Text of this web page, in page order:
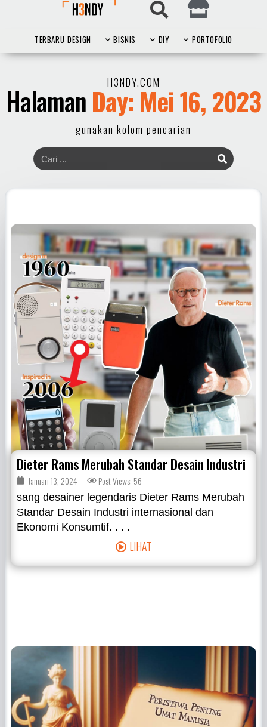
TERBARU DESIGN BISNIS DIY PORTOFOLIO
H3NDY.COM
HalamanDay: Mei 16, 2023
gunakan kolom pencarian
Dieter Rams Merubah Standar Desain Industri
Januari 13, 2024 Post Views: 56
sang desainer legendaris Dieter Rams Merubah
Standar Desain Industri internasional dan
Ekonomi Konsumtif. . . .
LIHAT